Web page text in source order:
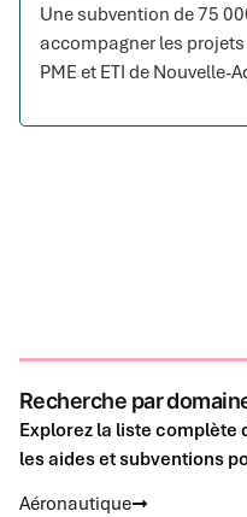
Une subvention de 75
accompagner les projets
PME et ETI de Nouvelle-
Recherche par
Explorez la liste
les aides et subventions
Aéronautique